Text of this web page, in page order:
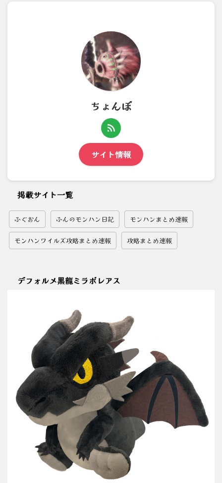
ちょんぼ
サイト情報
掲載サイト一覧
ふぐおん ふんのモンハン日記 モンハンまとめ速報
モンハンワイルズ攻略まとめ速報 攻略まとめ速報
デフォルメ黒龍ミラボレアス